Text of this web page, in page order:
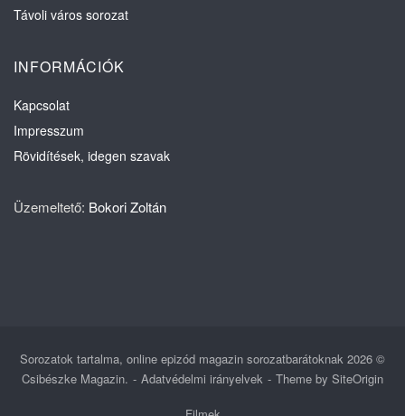
Távoli város sorozat
INFORMÁCIÓK
Kapcsolat
Impresszum
Rövidítések, idegen szavak
Üzemeltető: Bokori Zoltán
Sorozatok tartalma, online epizód magazin sorozatbarátoknak 2026 ©
Csibészke Magazin.
Adatvédelmi irányelvek Theme by SiteOrigin